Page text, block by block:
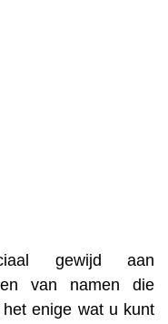
gewijd aan
van namen die
enige wat u kunt